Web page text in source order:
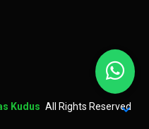
Kudus All Rights Reserved